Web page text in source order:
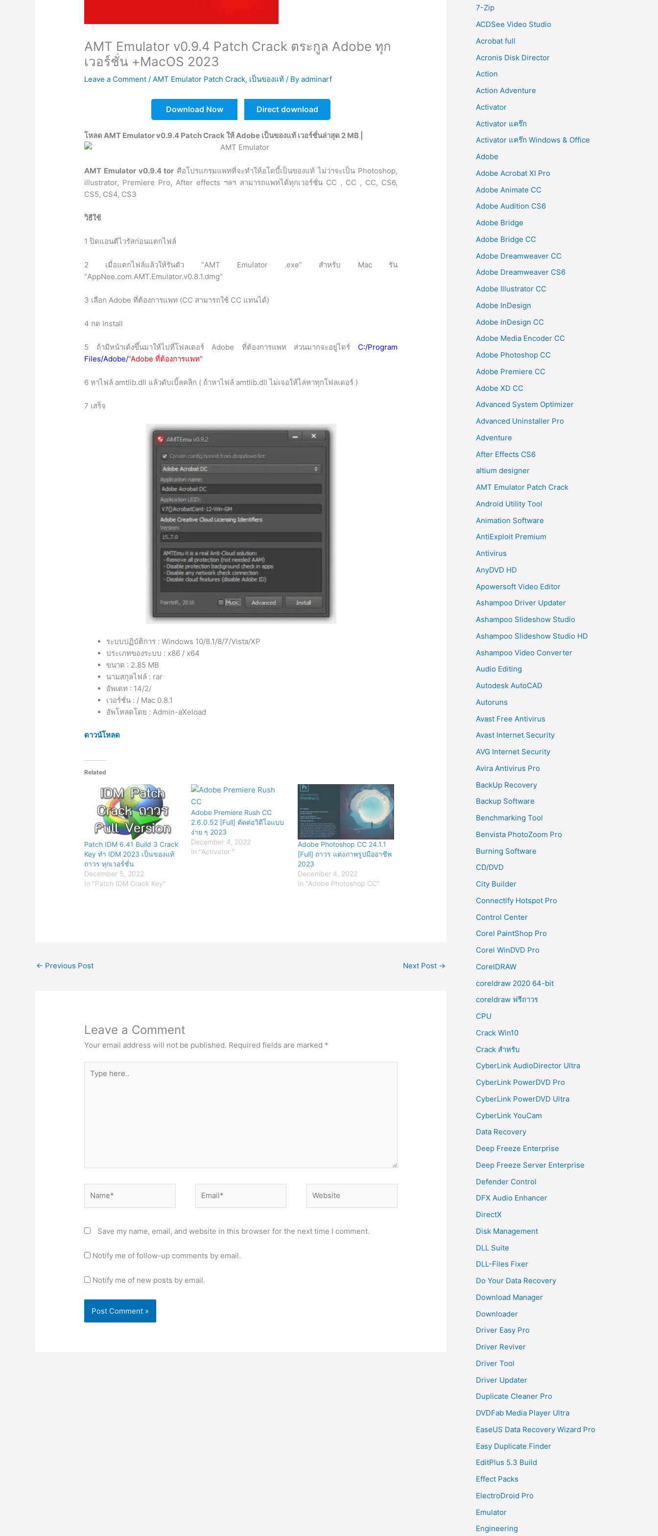
AMT Emulator v0.9.4 Patch Crack ตระกูล Adobe ทุก
เวอร์ชั่น +MacOS 2023
Leave a Comment /AMT Emulator Patch Crack, เป็นของแท้ / Byadminarf
Download Now Direct download
โหลด AMT Emulator v0.9.4 Patch Crack ให้ Adobe เป็นของแท้ เวอร์ชั่นล่าสุด 2 MB |
AMT Emulator v0.9.4 tor คือโปรแกรมแพทที่จะทำให้อโดบี้เป็นของแท้ ไม่ว่าจะเป็น Photoshop,
illustrator, Premiere Pro, After effects ฯลฯ สามารถแพทได้ทุกเวอร์ชั่น CC , CC , CC, CS6,
CS5, CS4, CS3
วิธีใช้
1 ปิดแอนตีไวรัสก่อนแตกไฟล์
2 เมื่อแตกไฟล์แล้วให้รันตัว “AMT Emulator .exe” สำหรับ Mac รัน
“AppNee.com.AMT.Emulator.v0.8.1.dmg”
3 เลือก Adobe ที่ต้องการแพท (CC สามารถใช้ CC แทนได้)
4 กด Install
5 ถ้ามีหน้าเด้งขึ้นมาให้ไปที่โฟลเดอร์ Adobe ที่ต้องการแพท ส่วนมากจะอยู่ไดร์ C:/Program
Files/Adobe/“Adobe ที่ต้องการแพท”
6 หาไฟล์ amtlib.dll แล้วดับเบิ้ลคลิก ( ถ้าหาไฟล์ amtlib.dll ไม่เจอให้ไล่หาทุกโฟลเดอร์ )
7 เสร็จ
ระบบปฏิบัติการ : Windows 10/8.1/8/7/Vista/XP
ประเภทของระบบ : x86 / x64
ขนาด : 2.85 MB
นามสกุลไฟล์ : rar
อัพเดท : 14/2/
เวอร์ชั่น : / Mac 0.8.1
อัพโหลดโดย : Admin-aXeload
ดาวน์โหลด
Related
Patch IDM 6.41 Build 3 Crack
Key ทำ IDM 2023 เป็นของแท้
ถาวร ทุกเวอร์ชั่น
December 5, 2022
In "Patch IDM Crack Key"
Adobe Premiere Rush CC
2.6.0.52 [Full] ตัดต่อวิดีโอแบบ
ง่าย ๆ 2023
December 4, 2022
In "Activator "
Adobe Photoshop CC 24.1.1
[Full] ถาวร แต่งภาพรูปมืออาชีพ
2023
December 4, 2022
In "Adobe Photoshop CC"
← Previous Post Next Post →
Leave a Comment
Your email address will not be published. Required fields are marked *
here..
Save my name, email, and website in this browser for the next time I comment.
Notify me of follow-up comments by email.
Notify me of new posts by email.
r
7-Zip
ACDSee Video Studio
Acrobat full
Acronis Disk Director
Action
Action Adventure
Activator
Activator แคร๊ก
Activator แคร๊ก Windows & Office
Adobe
Adobe Acrobat XI Pro
Adobe Animate CC
Adobe Audition CS6
Adobe Bridge
Adobe Bridge CC
Adobe Dreamweaver CC
Adobe Dreamweaver CS6
Adobe Illustrator CC
Adobe InDesign
Adobe InDesign CC
Adobe Media Encoder CC
Adobe Photoshop CC
Adobe Premiere CC
Adobe XD CC
Advanced System Optimizer
Advanced Uninstaller Pro
Adventure
After Effects CS6
altium designer
AMT Emulator Patch Crack
Android Utility Tool
Animation Software
AntiExploit Premium
Antivirus
AnyDVD HD
Apowersoft Video Editor
Ashampoo Driver Updater
Ashampoo Slideshow Studio
Ashampoo Slideshow Studio HD
Ashampoo Video Converter
Audio Editing
Autodesk AutoCAD
Autoruns
Avast Free Antivirus
Avast Internet Security
AVG Internet Security
Avira Antivirus Pro
BackUp Recovery
Backup Software
Benchmarking Tool
Benvista PhotoZoom Pro
Burning Software
CD/DVD
City Builder
Connectify Hotspot Pro
Control Center
Corel PaintShop Pro
Corel WinDVD Pro
CorelDRAW
coreldraw 2020 64-bit
coreldraw ฟรีถาวร
CPU
Crack Win10
Crack สำหรับ
CyberLink AudioDirector Ultra
CyberLink PowerDVD Pro
CyberLink PowerDVD Ultra
CyberLink YouCam
Data Recovery
Deep Freeze Enterprise
Deep Freeze Server Enterprise
Defender Control
DFX Audio Enhancer
DirectX
Disk Management
DLL Suite
DLL-Files Fixer
Do Your Data Recovery
Download Manager
Downloader
Driver Easy Pro
Driver Reviver
Driver Tool
Driver Updater
Duplicate Cleaner Pro
DVDFab Media Player Ultra
EaseUS Data Recovery Wizard Pro
Easy Duplicate Finder
EditPlus 5.3 Build
Effect Packs
ElectroDroid Pro
Emulator
Engineering